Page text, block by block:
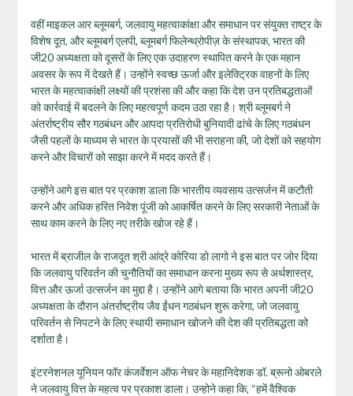
वहीं माइकल आर ब्लूमबर्ग, जलवायु महत्वाकांक्षा और समाधान पर संयुक्त राष्ट्र के
विशेष दूत, और ब्लूमबर्ग एलपी, ब्लूमबर्ग फिलेन्थ्रोपीज़ के संस्थापक, भारत की
जी20 अध्यक्षता को दूसरों के लिए एक उदाहरण स्थापित करने के एक महान
अवसर के रूप में देखते हैं। उन्होंने स्वच्छ ऊर्जा और इलेक्ट्रिक वाहनों के लिए
भारत के महत्वाकांक्षी लक्ष्यों की प्रशंसा की और कहा कि देश उन प्रतिबद्धताओं
को कार्रवाई में बदलने के लिए महत्वपूर्ण कदम उठा रहा है। श्री ब्लूमबर्ग ने
अंतर्राष्ट्रीय सौर गठबंधन और आपदा प्रतिरोधी बुनियादी ढांचे के लिए गठबंधन
जैसी पहलों के माध्यम से भारत के प्रयासों की भी सराहना की, जो देशों को सहयोग
करने और विचारों को साझा करने में मदद करते हैं।
उन्होंने आगे इस बात पर प्रकाश डाला कि भारतीय व्यवसाय उत्सर्जन में कटौती
करने और अधिक हरित निवेश पूंजी को आकर्षित करने के लिए सरकारी नेताओं के
साथ काम करने के लिए नए तरीके खोज रहे हैं।
भारत में ब्राजील के राजदूत श्री आंद्रे कोरिया डो लागो ने इस बात पर जोर दिया
कि जलवायु परिवर्तन की चुनौतियों का समाधान करना मुख्य रूप से अर्थशास्त्र,
वित्त और ऊर्जा उत्सर्जन का मुद्दा है। उन्होंने आगे बताया कि भारत अपनी जी20
अध्यक्षता के दौरान अंतर्राष्ट्रीय जैव ईंधन गठबंधन शुरू करेगा, जो जलवायु
परिवर्तन से निपटने के लिए स्थायी समाधान खोजने की देश की प्रतिबद्धता को
दर्शाता है।
इंटरनेशनल यूनियन फॉर कंजर्वेशन ऑफ नेचर के महानिदेशक डॉ. ब्रूनो ओबरले
ने जलवायु वित्त के महत्व पर प्रकाश डाला। उन्होने कहा कि, “हमें वैश्विक